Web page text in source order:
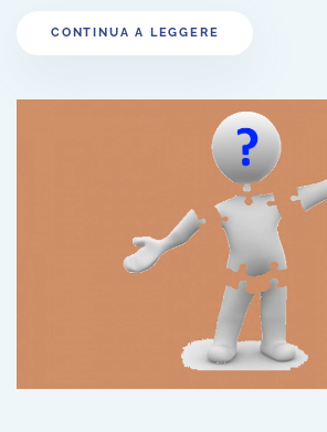
CONTINUA A LEGGERE